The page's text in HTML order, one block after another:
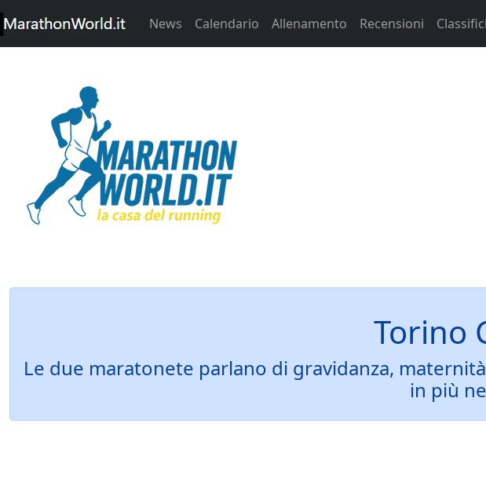
News Calendario Allenamento Recensioni
Torino
Le due maratonete parlano di gravidanza,
in più